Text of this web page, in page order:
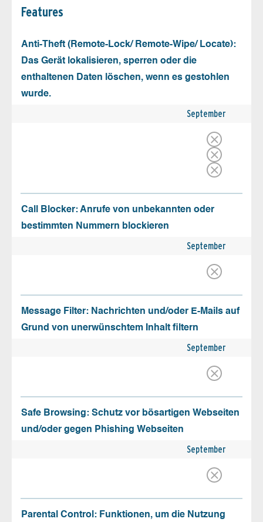
Features
Anti-Theft (Remote-Lock/ Remote-Wipe/ Locate):
Das Gerät lokalisieren, sperren oder die
enthaltenen Daten löschen, wenn es gestohlen
wurde.
September
Call Blocker: Anrufe von unbekannten oder
bestimmten Nummern blockieren
September
Message Filter: Nachrichten und/oder E-Mails auf
Grund von unerwünschtem Inhalt filtern
September
Safe Browsing: Schutz vor bösartigen Webseiten
und/oder gegen Phishing Webseiten
September
Parental Control: Funktionen, um die Nutzung